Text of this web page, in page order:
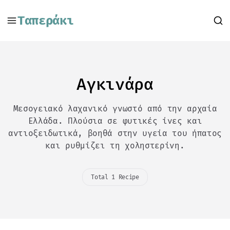
Ταπεράκι
Αγκινάρα
Μεσογειακό λαχανικό γνωστό από την αρχαία
Ελλάδα. Πλούσια σε φυτικές ίνες και
αντιοξειδωτικά, βοηθά στην υγεία του ήπατος
και ρυθμίζει τη χοληστερίνη.
Total 1 Recipe